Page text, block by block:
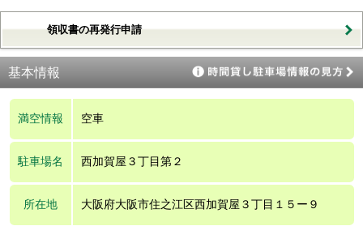
領収書の再発行申請
基本情報
満空情報 空車
駐車場名 西加賀屋３丁目第２
所在地 大阪府大阪市住之江区西加賀屋３丁目１５ー９